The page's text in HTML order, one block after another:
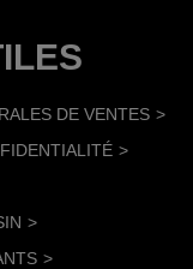
DE VENTES